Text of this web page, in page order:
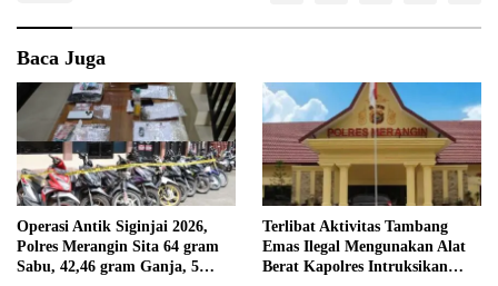
Baca Juga
Operasi Antik Siginjai 2026,
Polres Merangin Sita 64 gram
Sabu, 42,46 gram Ganja, 5
Terlibat Aktivitas Tambang
Emas Ilegal Mengunakan Alat
Berat Kapolres Intruksikan